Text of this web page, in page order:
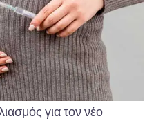
για τον νέο